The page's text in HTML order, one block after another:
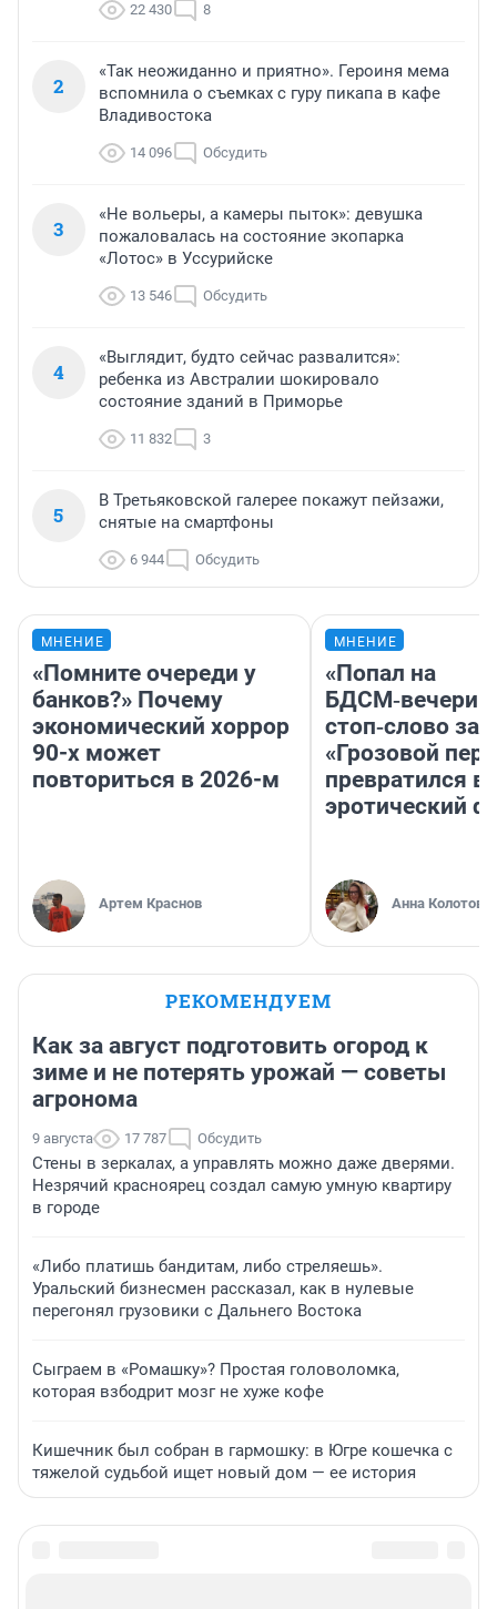
22 430 8
2
«Так неожиданно и приятно». Героиня мема
вспомнила о съемках с гуру пикапа в кафе
Владивостока
14 096 Обсудить
3
«Не вольеры, а камеры пыток»: девушка
пожаловалась на состояние экопарка
«Лотос» в Уссурийске
13 546 Обсудить
4
«Выглядит, будто сейчас развалится»:
ребенка из Австралии шокировало
состояние зданий в Приморье
11 832 3
5
В Третьяковской галерее покажут пейзажи,
снятые на смартфоны
6 944 Обсудить
МНЕНИЕ
«Помните очереди у
банков?» Почему
экономический хоррор
90-х может
повториться в 2026-м
Артем Краснов
МНЕНИЕ
«Попал на
стоп‑слово
«Грозовой
превратился в
эротический
Анна Колотова
РЕКОМЕНДУЕМ
Как за август подготовить огород к
зиме и не потерять урожай — советы
агронома
9 августа 17 787 Обсудить
Стены в зеркалах, а управлять можно даже дверями.
Незрячий красноярец создал самую умную квартиру
в городе
«Либо платишь бандитам, либо стреляешь».
Уральский бизнесмен рассказал, как в нулевые
перегонял грузовики с Дальнего Востока
Сыграем в «Ромашку»? Простая головоломка,
которая взбодрит мозг не хуже кофе
Кишечник был собран в гармошку: в Югре кошечка с
тяжелой судьбой ищет новый дом — ее история